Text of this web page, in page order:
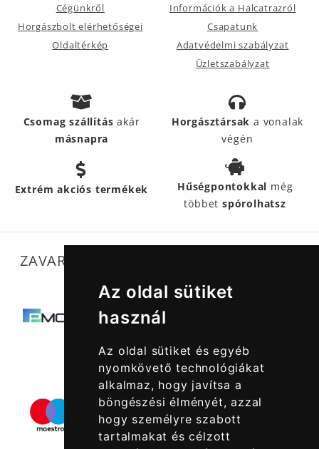
Az oldal sütiket
használ
Az oldal sütiket és egyéb
nyomkövető technológiákat
alkalmaz, hogy javítsa a
böngészési élményét, azzal
hogy személyre szabott
tartalmakat és célzott
Cégünkről
Horgászbolt elérhetőségei
Oldaltérkép
Információk a Halcatrazról
Csapatunk
Adatvédelmi szabályzat
Üzletszabályzat
Csomag szállításakár
másnapra
Horgásztársak a vonalak
végén
Extrém akciós termékek Hűségpontokkal még
többetspórolhatsz
ZAVARTALAN MŰKÖDÉSÜNKET SEGÍTIK